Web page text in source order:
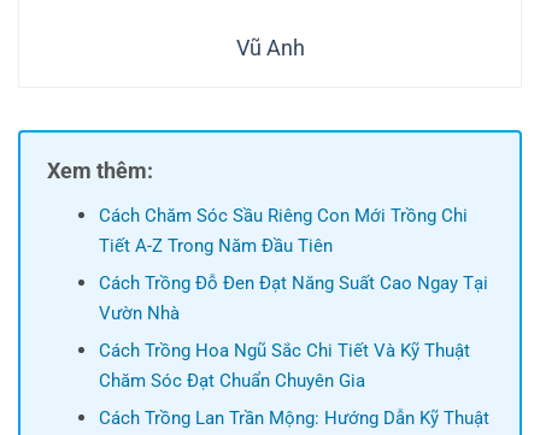
Vũ Anh
Xem thêm:
Cách Chăm Sóc Sầu Riêng Con Mới Trồng Chi
Tiết A-Z Trong Năm Đầu Tiên
Cách Trồng Đỗ Đen Đạt Năng Suất Cao Ngay Tại
Vườn Nhà
Cách Trồng Hoa Ngũ Sắc Chi Tiết Và Kỹ Thuật
Chăm Sóc Đạt Chuẩn Chuyên Gia
Cách Trồng Lan Trần Mộng: Hướng Dẫn Kỹ Thuật